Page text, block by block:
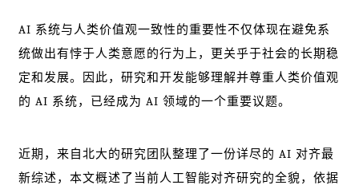
AI 系统与人类价值观一致性的重要性不仅体现在避免系
统做出有悖于人类意愿的行为上，更关乎于社会的长期稳
定和发展。因此，研究和开发能够理解并尊重人类价值观
的 AI 系统，已经成为 AI 领域的一个重要议题。
近期，来自北大的研究团队整理了一份详尽的 AI 对齐最
新综述，本文概述了当前人工智能对齐研究的全貌，依据